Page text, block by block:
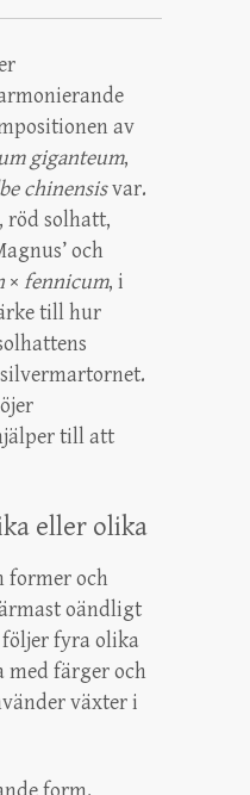
av
giganteum,
chinensisvar.
röd solhatt,
och
× fennicum, i
till hur
till att
eller olika
former och
oändligt
fyra olika
med färger och
växter i